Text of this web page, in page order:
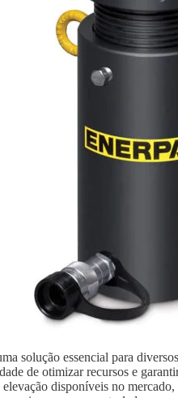
solução essencial para
de otimizar recursos e
disponíveis no